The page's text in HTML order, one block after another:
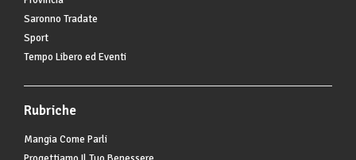
Saronno Tradate
Sport
Tempo Libero ed Eventi
Rubriche
Mangia Come Parli